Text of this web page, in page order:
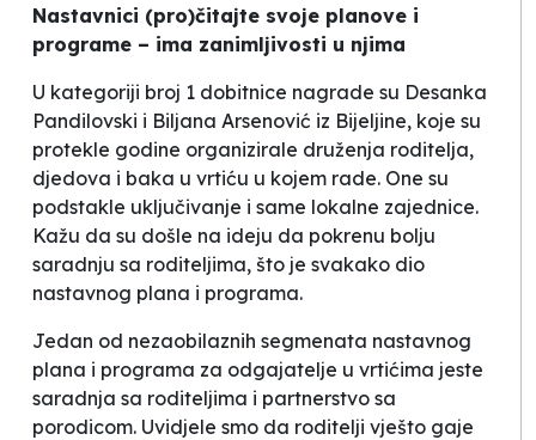
Nastavnici (pro)čitajte svoje planove i
programe – ima zanimljivosti u njima
U kategoriji broj 1 dobitnice nagrade su Desanka
Pandilovski i Biljana Arsenović iz Bijeljine, koje su
protekle godine organizirale druženja roditelja,
djedova i baka u vrtiću u kojem rade. One su
podstakle uključivanje i same lokalne zajednice.
Kažu da su došle na ideju da pokrenu bolju
saradnju sa roditeljima, što je svakako dio
nastavnog plana i programa.
Jedan od nezaobilaznih segmenata nastavnog
plana i programa za odgajatelje u vrtićima jeste
saradnja sa roditeljima i partnerstvo sa
porodicom. Uvidjele smo da roditelji vješto gaje